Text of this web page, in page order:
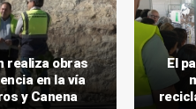
realiza obras
en la vía
y Canena
El